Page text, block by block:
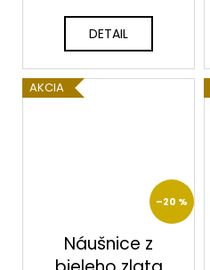
DETAIL
AKCIA
–20 %
Náušnice z